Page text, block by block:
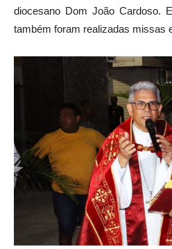
diocesano Dom João Cardoso.
também foram realizadas missas